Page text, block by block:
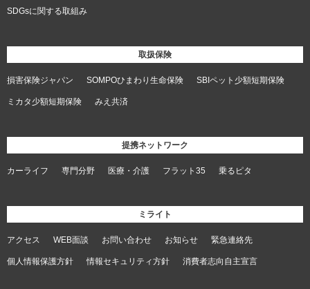
SDGsに関する取組み
取扱保険
損害保険ジャパン SOMPOひまわり生命保険 SBIペット少額短期保険
ミカタ少額短期保険 みえ共済
提携ネットワーク
カーライフ 専門分野 医療・介護 フラット35 乗るピタ
ミライト
アクセス WEB面談 お問い合わせ お知らせ 緊急連絡先
個人情報保護方針 情報セキュリティ方針 消費者志向自主宣言